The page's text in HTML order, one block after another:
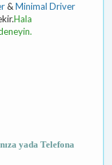
&Minimal Driver
Hala
yada Telefona